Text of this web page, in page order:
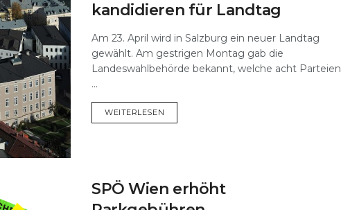
kandidieren für Landtag
Am 23. April wird in Salzburg ein neuer Landtag
gewählt. Am gestrigen Montag gab die
Landeswahlbehörde bekannt, welche acht Parteien
...
WEITERLESEN
SPÖ Wien erhöht